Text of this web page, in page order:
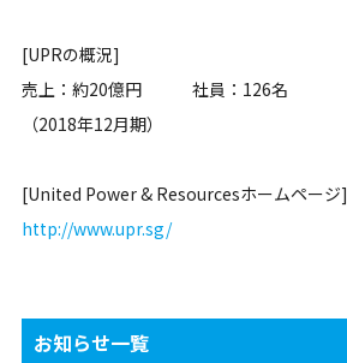
[UPRの概況]
売上：約20億円 社員：126名
（2018年12月期）
[United Power & Resourcesホームページ]
http://www.upr.sg/
お知らせ一覧